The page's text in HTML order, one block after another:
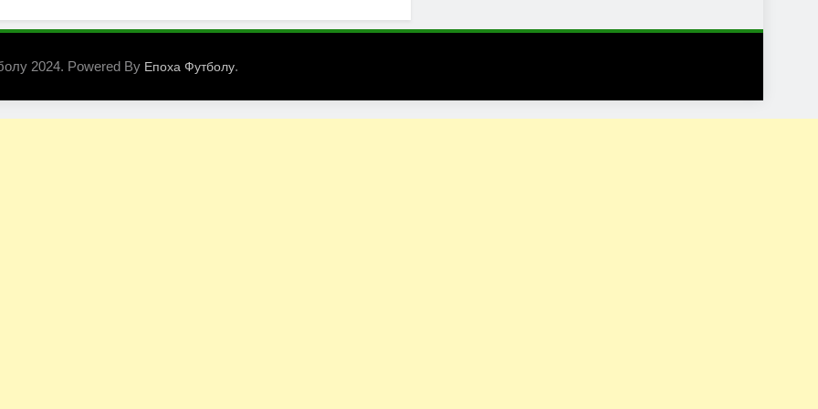
2024. Powered By Епоха Футболу.